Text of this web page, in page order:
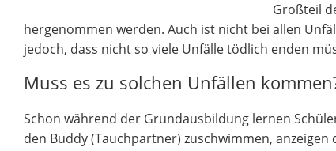
Großteil
hergenommen werden. Auch ist nicht bei allen
jedoch, dass nicht so viele Unfälle tödlich enden
Muss es zu solchen Unfällen
Schon während der Grundausbildung lernen
den Buddy (Tauchpartner) zuschwimmen,